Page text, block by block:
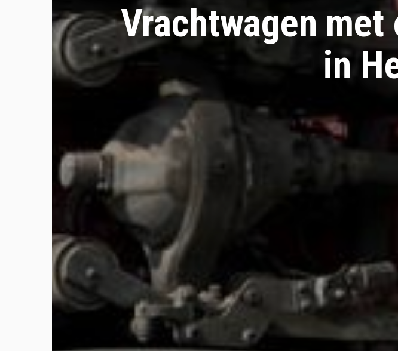
Vrachtwagen
in